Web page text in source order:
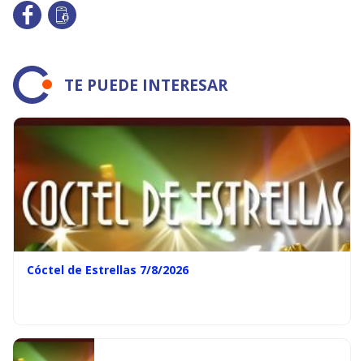
TE PUEDE INTERESAR
Cóctel de Estrellas 7/8/2026